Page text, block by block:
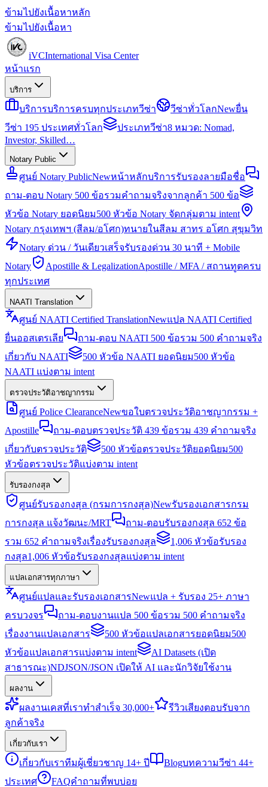
ข้ามไปยังเนื้อหาหลัก
ข้ามไปยังเนื้อหา
iVCInternational Visa Center
หน้าแรก
บริการ
บริการบริการครบทุกประเภทวีซ่า วีซ่าทั่วโลกNewยื่น
วีซ่า 195 ประเทศทั่วโลก
ประเภทวีซ่า8 หมวด: Nomad,
Investor, Skilled…
Notary Public
ศูนย์ Notary PublicNewหน้าหลักบริการรับรองลายมือชื่อ
ถาม-ตอบ Notary 500 ข้อรวมคำถามจริงจากลูกค้า 500 ข้อ
หัวข้อ Notary ยอดนิยม500 หัวข้อ Notary จัดกลุ่มตาม intent
Notary กรุงเทพฯ (สีลม/อโศก)ทนายในสีลม สาทร อโศก สุขุมวิท
Notary ด่วน / วันเดียวเสร็จรับรองด่วน 30 นาที + Mobile
Notary
Apostille & LegalizationApostille / MFA / สถานทูตครบ
ทุกประเทศ
NAATI Translation
ศูนย์ NAATI Certified TranslationNewแปล NAATI Certified
ยื่นออสเตรเลีย
ถาม-ตอบ NAATI 500 ข้อรวม 500 คำถามจริง
เกี่ยวกับ NAATI
500 หัวข้อ NAATI ยอดนิยม500 หัวข้อ
NAATI แบ่งตาม intent
ตรวจประวัติอาชญากรรม
ศูนย์ Police ClearanceNewขอใบตรวจประวัติอาชญากรรม +
Apostille
ถาม-ตอบตรวจประวัติ 439 ข้อรวม 439 คำถามจริง
เกี่ยวกับตรวจประวัติ
500 หัวข้อตรวจประวัติยอดนิยม500
หัวข้อตรวจประวัติแบ่งตาม intent
รับรองกงสุล
ศูนย์รับรองกงสุล (กรมการกงสุล)Newรับรองเอกสารกรม
การกงสุล แจ้งวัฒนะ/MRT
ถาม-ตอบรับรองกงสุล 652 ข้อ
รวม 652 คำถามจริงเรื่องรับรองกงสุล
1,006 หัวข้อรับรอง
กงสุล1,006 หัวข้อรับรองกงสุลแบ่งตาม intent
แปลเอกสารทุกภาษา
ศูนย์แปลและรับรองเอกสารNewแปล + รับรอง 25+ ภาษา
ครบวงจร
ถาม-ตอบงานแปล 500 ข้อรวม 500 คำถามจริง
เรื่องงานแปลเอกสาร
500 หัวข้อแปลเอกสารยอดนิยม500
หัวข้อแปลเอกสารแบ่งตาม intent
AI Datasets (เปิด
สาธารณะ)NDJSON/JSON เปิดให้ AI และนักวิจัยใช้งาน
ผลงาน
ผลงานเคสที่เราทำสำเร็จ 30,000+ รีวิวเสียงตอบรับจาก
ลูกค้าจริง
เกี่ยวกับเรา
เกี่ยวกับเราทีมผู้เชี่ยวชาญ 14+ ปี Blogบทความวีซ่า 44+
ประเทศ
FAQคำถามที่พบบ่อย